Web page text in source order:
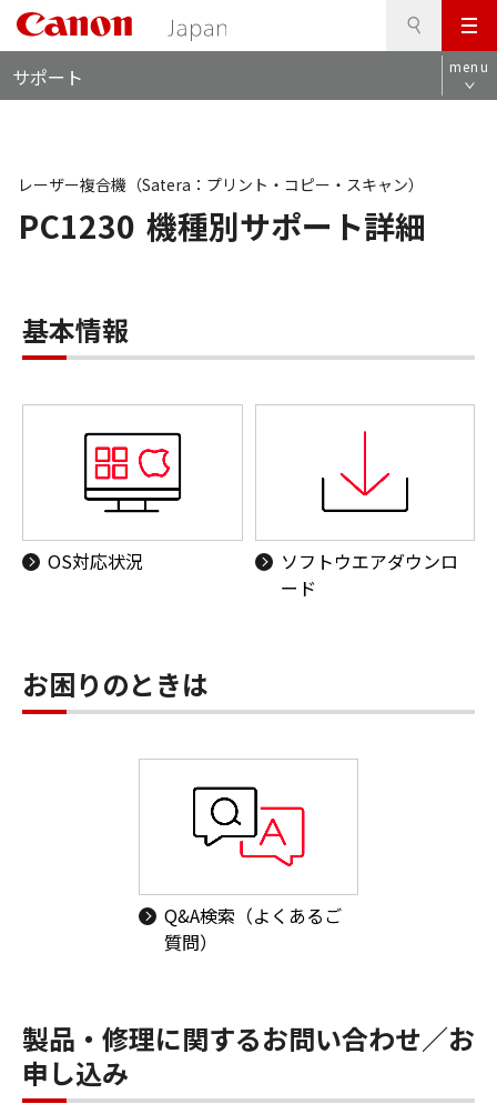
メ
ニ
ュ
サポート menu
PC1230 機種別サポート詳細
レーザー複合機（Satera：プリント・コピー・スキャン）
基本情報
OS対応状況
ソフトウエアダウンロ
ード
お困りのときは
Q&A検索（よくあるご
質問）
製品・修理に関するお問い合わせ／お
申し込み